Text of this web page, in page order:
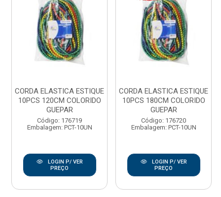
CORDA ELASTICA ESTIQUE
10PCS 120CM COLORIDO
GUEPAR
Código: 176719
Embalagem: PCT-10UN
LOGIN P/ VER
PREÇO
CORDA ELASTICA ESTIQUE
10PCS 180CM COLORIDO
GUEPAR
Código: 176720
Embalagem: PCT-10UN
LOGIN P/ VER
PREÇO